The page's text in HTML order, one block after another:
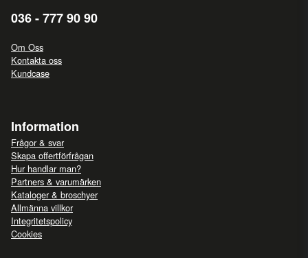
036 - 777 90 90
Om Oss
Kontakta oss
Kundcase
Information
Frågor & svar
Skapa offertförfrågan
Hur handlar man?
Partners & varumärken
Kataloger & broschyer
Allmänna villkor
Integritetspolicy
Cookies